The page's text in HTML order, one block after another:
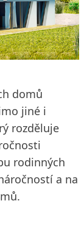
domů
jiné i
rozděluje
rodinných
a na